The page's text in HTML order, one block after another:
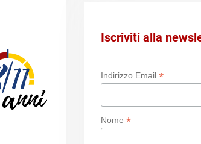
Iscriviti alla
Indirizzo Email*
Nome*